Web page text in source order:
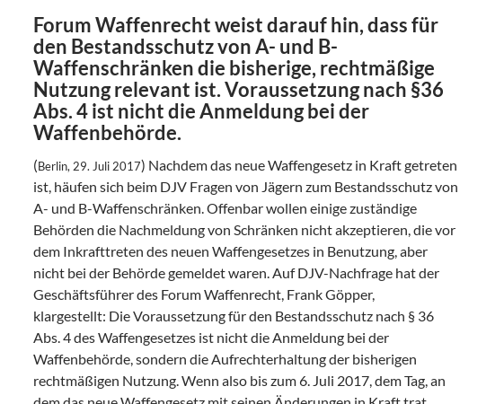
Forum Waffenrecht weist darauf hin, dass für
den Bestandsschutz von A- und B-
Waffenschränken die bisherige, rechtmäßige
Nutzung relevant ist. Voraussetzung nach §36
Abs. 4 ist nicht die Anmeldung bei der
Waffenbehörde.
(Berlin, 29. Juli 2017) Nachdem das neue Waffengesetz in Kraft getreten
ist, häufen sich beim DJV Fragen von Jägern zum Bestandsschutz von
A- und B-Waffenschränken. Offenbar wollen einige zuständige
Behörden die Nachmeldung von Schränken nicht akzeptieren, die vor
dem Inkrafttreten des neuen Waffengesetzes in Benutzung, aber
nicht bei der Behörde gemeldet waren. Auf DJV-Nachfrage hat der
Geschäftsführer des Forum Waffenrecht, Frank Göpper,
klargestellt: Die Voraussetzung für den Bestandsschutz nach § 36
Abs. 4 des Waffengesetzes ist nicht die Anmeldung bei der
Waffenbehörde, sondern die Aufrechterhaltung der bisherigen
rechtmäßigen Nutzung. Wenn also bis zum 6. Juli 2017, dem Tag, an